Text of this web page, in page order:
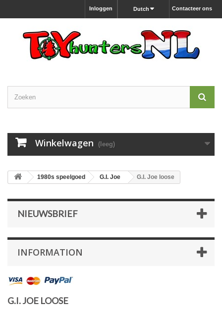
Contacteer ons
Dutch
Inloggen
Winkelwagen (leeg)
1980s speelgoed G.I. Joe G.I. Joe loose
NIEUWSBRIEF
INFORMATION
G.I. JOE LOOSE